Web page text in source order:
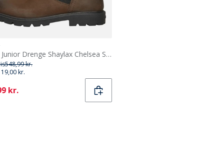
GEOX Junior Drenge Shaylax Chelsea Støvler Kaffe/Sort
548,99 kr.
kr.
kr.